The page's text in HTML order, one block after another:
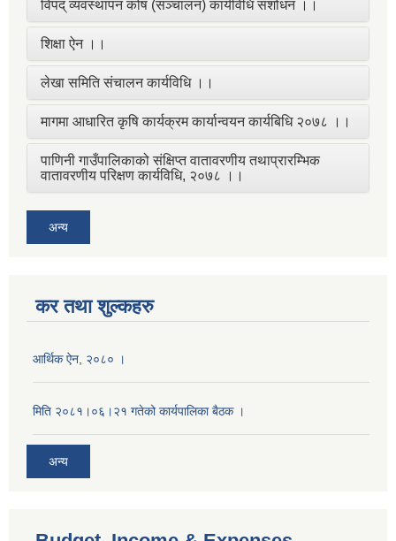
विपद् व्यवस्थापन कोष (सञ्चालन) कार्यविधि संशोधन ।।
शिक्षा ऐन ।।
लेखा समिति संचालन कार्यविधि ।।
मागमा आधारित कृषि कार्यक्रम कार्यान्वयन कार्यबिधि २०७८ ।।
पाणिनी गाउँपालिकाको संक्षिप्त वातावरणीय तथाप्रारम्भिक
वातावरणीय परिक्षण कार्यविधि, २०७८ ।।
अन्य
कर तथा शुल्कहरु
आर्थिक ऐन, २०८० ।
मिति २०८१।०६।२१ गतेको कार्यपालिका बैठक ।
अन्य